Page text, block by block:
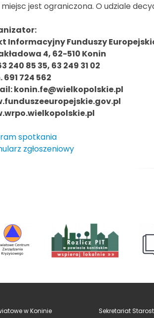
jest ograniczona. O udziale
Informacyjny Funduszy
4, 62-510 Konin
240 85 35, 63 249 31 02
691 724 562
konin.fe@wielkopolskie.pl
spotkania
zgłoszeniowy
w Koninie
Sekretariat